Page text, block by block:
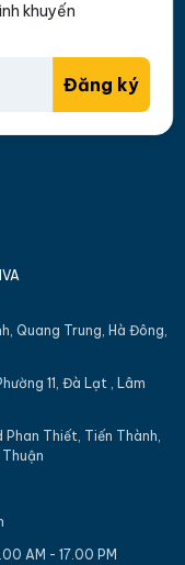
khuyến
Đăng ký
Quang Trung, Hà Đông,
11, Đà Lạt , Lâm
Phan Thiết, Tiến Thành,
AM - 17.00 PM